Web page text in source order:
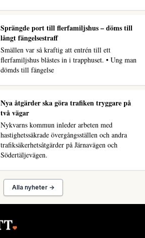
Sprängde port till flerfamiljshus – döms till
långt fängelsestraff
Smällen var så kraftig att entrén till ett
flerfamiljshus blåstes in i trapphuset. • Ung man
dömds till fängelse
Nya åtgärder ska göra trafiken tryggare på
två vägar
Nykvarns kommun inleder arbeten med
hastighetssäkrade övergångsställen och andra
trafiksäkerhetsåtgärder på Järnavägen och
Södertäljevägen.
Alla nyheter →